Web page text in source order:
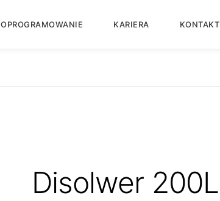
OPROGRAMOWANIE KARIERA KONTAKT
Disolwer 200L